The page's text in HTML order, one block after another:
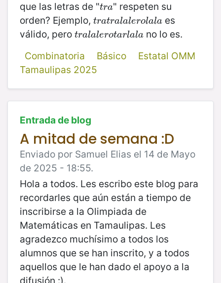
que las letras de "tra
tra" respeten su
orden? Ejemplo, tratralalerolala
tratralalerolala es
válido, pero tralalerotarlala
tralalerotarlala no lo es.
Combinatoria
Básico
Estatal OMM
Tamaulipas 2025
Entrada de blog
A mitad de semana :D
Enviado por Samuel Elias el 14 de Mayo
de 2025 - 18:55.
Hola a todos. Les escribo este blog para
recordarles que aún están a tiempo de
inscribirse a la Olimpiada de
Matemáticas en Tamaulipas. Les
agradezco muchísimo a todos los
alumnos que se han inscrito, y a todos
aquellos que le han dado el apoyo a la
difusión :).